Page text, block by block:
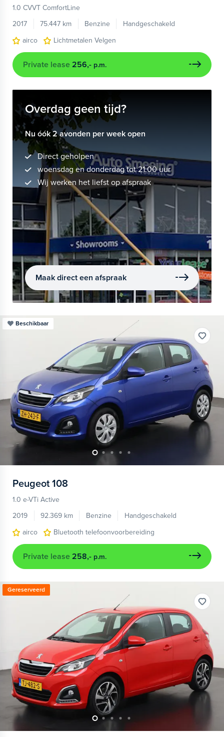
1.0 CVVT ComfortLine
2017
75.447 km Benzine
Handgeschakeld
airco
Lichtmetalen Velgen
Private lease 256,- p.m.
Overdag geen tijd?
Nu óók 2 avonden per week open
Direct geholpen
woensdag en donderdag tot 21.00 uur
Wij werken het liefst op afspraak
Maak direct een afspraak
Beschikbaar
Peugeot 108
1.0 e-VTi Active
2019
92.369 km Benzine
Handgeschakeld
airco
Bluetooth telefoonvoorbereiding
Private lease 258,- p.m.
Gereserveerd